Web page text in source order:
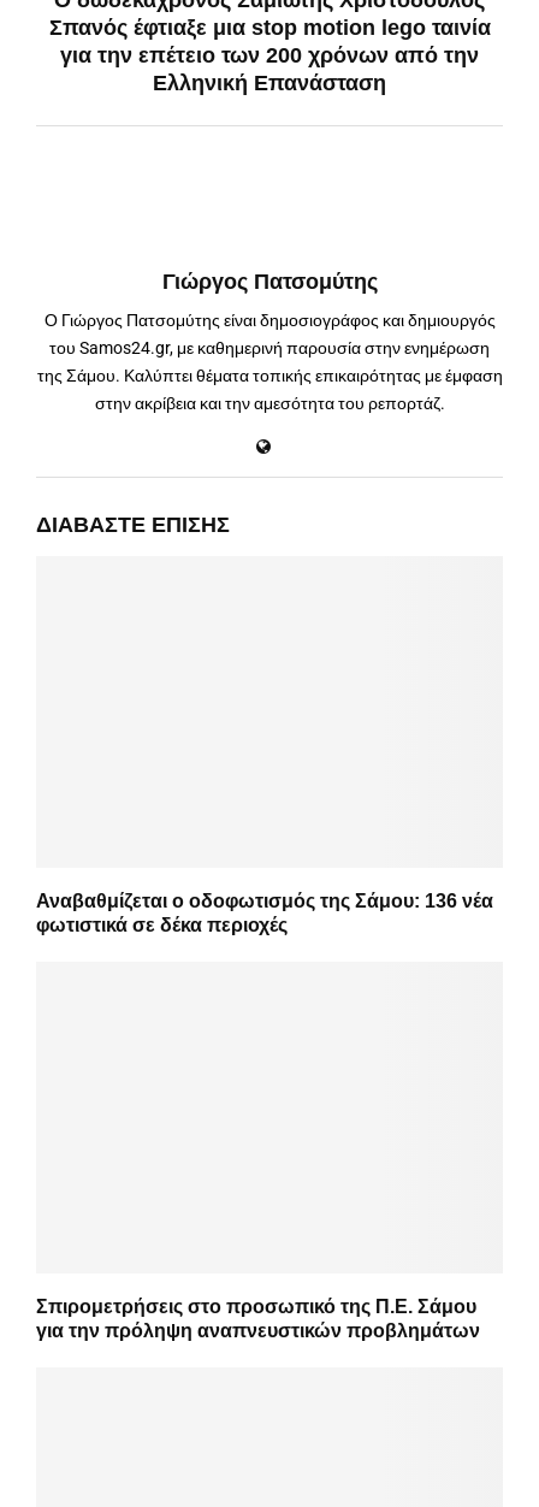
Σπανός έφτιαξε μια stop motion lego ταινία
για την επέτειο των 200 χρόνων από την
Ελληνική Επανάσταση
Γιώργος Πατσομύτης
Ο Γιώργος Πατσομύτης είναι δημοσιογράφος και δημιουργός
του Samos24.gr, με καθημερινή παρουσία στην ενημέρωση
της Σάμου. Καλύπτει θέματα τοπικής επικαιρότητας με έμφαση
στην ακρίβεια και την αμεσότητα του ρεπορτάζ.
ΔΙΑΒΆΣΤΕ ΕΠΊΣΗΣ
Αναβαθμίζεται ο οδοφωτισμός της Σάμου: 136 νέα
φωτιστικά σε δέκα περιοχές
Σπιρομετρήσεις στο προσωπικό της Π.Ε. Σάμου
για την πρόληψη αναπνευστικών προβλημάτων